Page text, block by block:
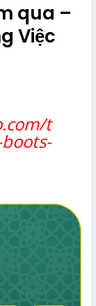
qua –
Việc
t